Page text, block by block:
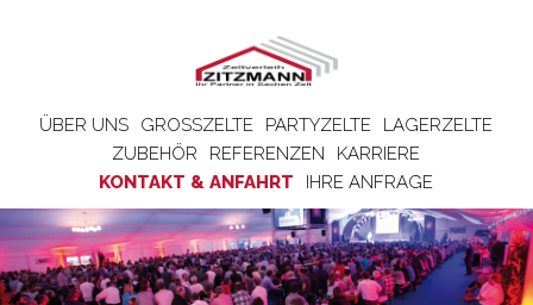
ÜBER UNS GROSSZELTE PARTYZELTE
LAGERZELTE
ZUBEHÖR
REFERENZEN
KARRIERE
KONTAKT & ANFAHRT
IHRE ANFRAGE